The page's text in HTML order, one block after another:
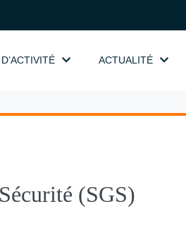
ACTUALITÉ
(SGS)